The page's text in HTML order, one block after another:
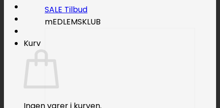
Kurv
SALE
mEDLEMSKLUB